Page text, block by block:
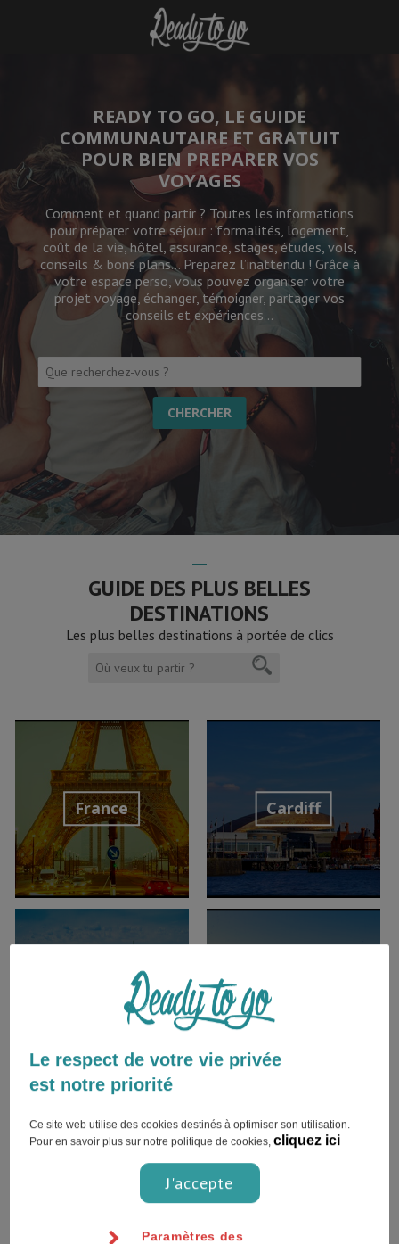
READY TO GO, LE GUIDE
COMMUNAUTAIRE ET GRATUIT
POUR BIEN PREPARER VOS
VOYAGES
Comment et quand partir ? Toutes les informations
pour préparer votre séjour : formalités, logement,
coût de la vie, hôtel, assurance, stages, études, vols,
conseils & bons plans… Préparez l’inattendu ! Grâce à
votre espace perso, vous pouvez organiser votre
projet voyage, échanger, témoigner, partager vos
conseils et expériences…
GUIDE DES PLUS BELLES
DESTINATIONS
Les plus belles destinations à portée de clics
France
Découvrir la
destination
Cardiff
destination
Venise
destination
Sénégal
destination
Le respect de votre vie privée
est notre priorité
Ce site web utilise des cookies destinés à optimiser son utilisation.
Pour en savoir plus sur notre politique de cookies,cliquez ici
J'accepte
Paramètres des